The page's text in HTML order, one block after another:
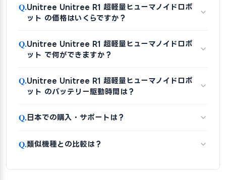
Q.Unitree Unitree R1 超軽量ヒューマノイドロボ
ット の価格はいくらですか？
Q.Unitree Unitree R1 超軽量ヒューマノイドロボ
ット で何ができますか？
Q.Unitree Unitree R1 超軽量ヒューマノイドロボ
ット のバッテリー駆動時間は？
Q.日本での購入・サポートは？
Q.類似機種との比較は？